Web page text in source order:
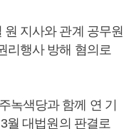
지사와 관계 공무원
리행사 방해 혐의로
녹색당과 함께 연 기
월 대법원의 판결로